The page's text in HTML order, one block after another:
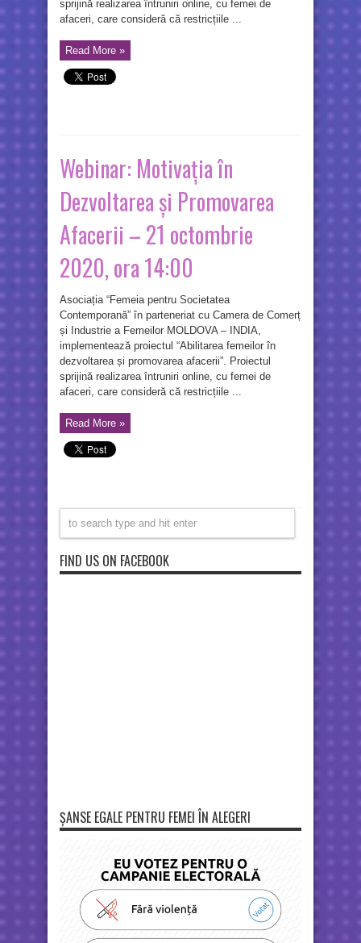
sprijină realizarea întruniri online, cu femei de
afaceri, care consideră că restricțiile ...
Read More »
Webinar: Motivația în
Dezvoltarea și Promovarea
Afacerii – 21 octombrie
2020, ora 14:00
Asociația “Femeia pentru Societatea
Contemporană” în parteneriat cu Camera de Comerț
și Industrie a Femeilor MOLDOVA – INDIA,
implementează proiectul “Abilitarea femeilor în
dezvoltarea și promovarea afacerii”. Proiectul
sprijină realizarea întruniri online, cu femei de
afaceri, care consideră că restricțiile ...
Read More »
FIND US ON FACEBOOK
ȘANSE EGALE PENTRU FEMEI ÎN ALEGERI